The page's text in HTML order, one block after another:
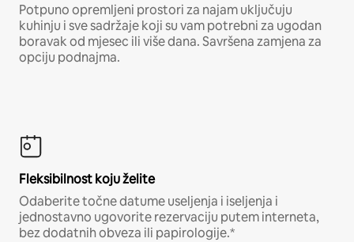
Potpuno opremljeni prostori za najam uključuju
kuhinju i sve sadržaje koji su vam potrebni za ugodan
boravak od mjesec ili više dana. Savršena zamjena za
opciju podnajma.
Fleksibilnost koju želite
Odaberite točne datume useljenja i iseljenja i
jednostavno ugovorite rezervaciju putem interneta,
bez dodatnih obveza ili papirologije.*